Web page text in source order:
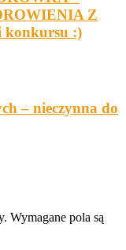
Z
konkursu :)
– nieczynna do
Wymagane pola są